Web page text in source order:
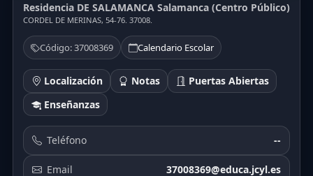
Residencia DE SALAMANCA Salamanca (Centro Público)
CORDEL DE MERINAS, 54-76. 37008.
Código: 37008369 Calendario Escolar
Localización Notas
Puertas Abiertas
Enseñanzas
Teléfono --
Email 37008369@educa.jcyl.es